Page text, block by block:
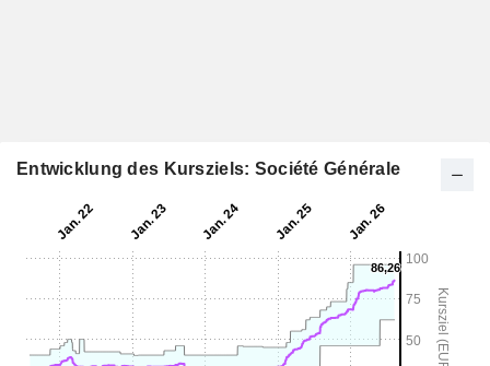
Entwicklung des Kursziels: Société Générale